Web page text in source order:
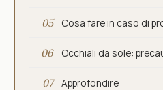
05 Cosa fare in caso di
06 Occhiali da sole:
07 Approfondire